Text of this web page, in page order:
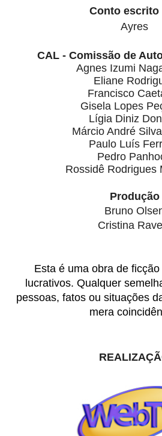
Conto escrito
Ayres
CAL - Comissão de
Agnes Izumi
Eliane
Francisco
Gisela Lopes
Lígia Diniz
Márcio André
Paulo Luís
Pedro
Rossidê Rodrigues
Produção
Bruno
Cristina
Esta é uma obra de
lucrativos. Qualquer
pessoas, fatos ou situações
mera